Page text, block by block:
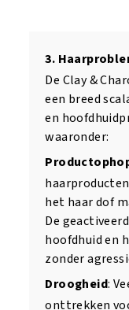
3.
De Clay &
een breed
en
waaronder:
het haar dof
De
hoofdhuid en
zonder
Droogheid:
onttrekken